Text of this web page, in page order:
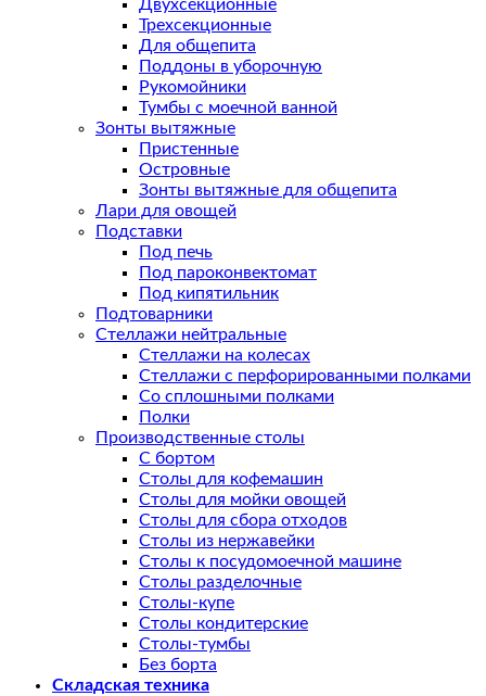
Двухсекционные
Трехсекционные
Для общепита
Поддоны в уборочную
Рукомойники
Тумбы с моечной ванной
Зонты вытяжные
Пристенные
Островные
Зонты вытяжные для общепита
Лари для овощей
Подставки
Под печь
Под пароконвектомат
Под кипятильник
Подтоварники
Стеллажи нейтральные
Стеллажи на колесах
Стеллажи с перфорированными полками
Со сплошными полками
Полки
Производственные столы
С бортом
Столы для кофемашин
Столы для мойки овощей
Столы для сбора отходов
Столы из нержавейки
Столы к посудомоечной машине
Столы разделочные
Столы-купе
Столы кондитерские
Столы-тумбы
Без борта
Складская техника